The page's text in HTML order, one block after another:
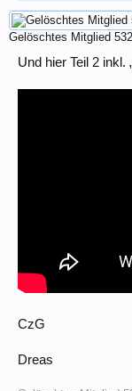
Gelöschtes Mitglied
Und hier Teil 2 inkl.
CzG
Dreas